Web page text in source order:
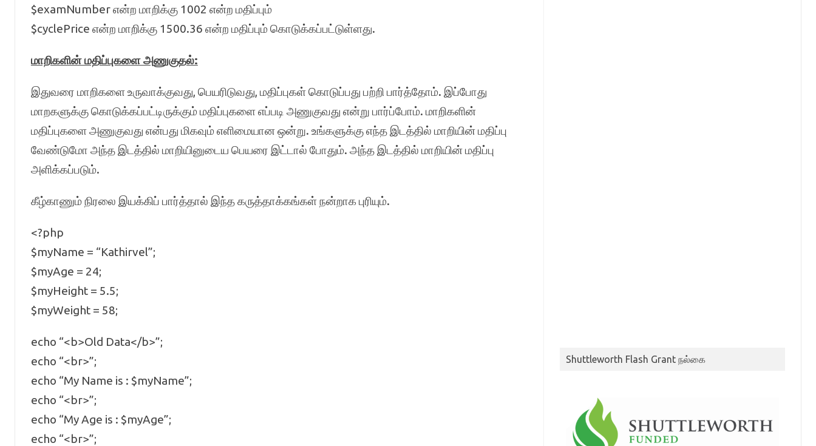
$examNumber என்ற மாறிக்கு 1002 என்ற மதிப்பும்
$cyclePrice என்ற மாறிக்கு 1500.36 என்ற மதிப்பும் கொடுக்கப்பட்டுள்ளது.
மாறிகளின் மதிப்புகளை அணுகுதல்:
இதுவரை மாறிகளை உருவாக்குவது, பெயரிடுவது, மதிப்புகள் கொடுப்பது பற்றி பார்த்தோம். இப்போது
மாறகளுக்கு கொடுக்கப்பட்டிருக்கும் மதிப்புகளை எப்படி அணுகுவது என்று பார்ப்போம். மாறிகளின்
மதிப்புகளை அணுகுவது என்பது மிகவும் எளிமையான ஒன்று. உங்களுக்கு எந்த இடத்தில் மாறியின் மதிப்பு
வேண்டுமோ அந்த இடத்தில் மாறியினுடைய பெயரை இட்டால் போதும். அந்த இடத்தில் மாறியின் மதிப்பு
அளிக்கப்படும்.
கீழ்காணும் நிரலை இயக்கிப் பார்த்தால் இந்த கருத்தாக்கங்கள் நன்றாக புரியும்.
<?php
$myName = “Kathirvel”;
$myAge = 24;
$myHeight = 5.5;
$myWeight = 58;
echo “<b>Old Data</b>”;
echo “<br>”;
echo “My Name is : $myName”;
echo “<br>”;
echo “My Age is : $myAge”;
echo “<br>”;
Shuttleworth Flash Grant நல்கை